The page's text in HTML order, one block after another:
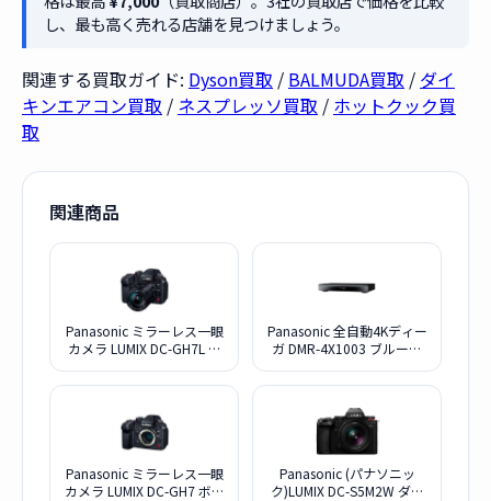
し、最も高く売れる店舗を見つけましょう。
関連する買取ガイド: Dyson買取 / BALMUDA買取 / ダイ
キンエアコン買取 / ネスプレッソ買取 / ホットクック買
取
関連商品
Panasonic ミラーレス一眼
カメラ LUMIX DC-GH7L 標
Panasonic 全自動4Kディー
ガ DMR-4X1003 ブルーレ
10TB
Panasonic ミラーレス一眼
カメラ LUMIX DC-GH7 ボデ
Panasonic (パナソニッ
ク)LUMIX DC-S5M2W ダブ